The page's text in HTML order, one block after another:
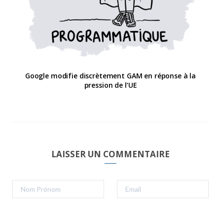
Google modifie discrètement GAM en réponse à la
pression de l’UE
LAISSER UN COMMENTAIRE